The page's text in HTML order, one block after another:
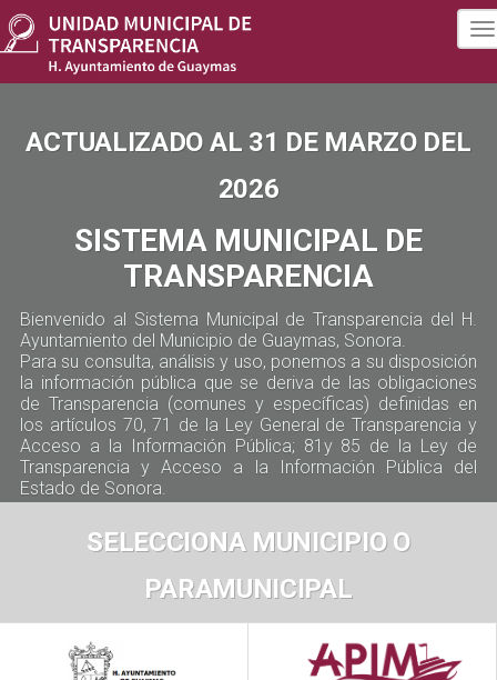
ACTUALIZADO AL 31 DE MARZO DEL
2026
SISTEMA MUNICIPAL DE
TRANSPARENCIA
Bienvenido al Sistema Municipal de Transparencia del H.
Ayuntamiento del Municipio de Guaymas, Sonora.
Para su consulta, análisis y uso, ponemos a su disposición
la información pública que se deriva de las obligaciones
de Transparencia (comunes y específicas) definidas en
los artículos 70, 71 de la Ley General de Transparencia y
Acceso a la Información Pública; 81y 85 de la Ley de
Transparencia y Acceso a la Información Pública del
Estado de Sonora.
SELECCIONA MUNICIPIO O
PARAMUNICIPAL